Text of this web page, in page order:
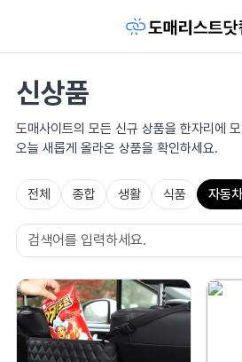
신상품
도매사이트의 모든 신규 상품을 한자리에
오늘 새롭게 올라온 상품을 확인하세요.
전체 종합 생활 식품 자동차